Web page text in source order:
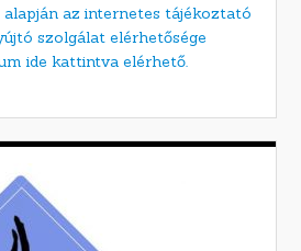
az internetes tájékoztató
szolgálat elérhetősége
ide kattintva elérhető.